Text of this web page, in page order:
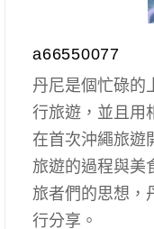
a66550077
丹尼是個忙碌的
行旅遊，並且用
在首次沖繩旅遊
旅遊的過程與美
旅者們的思想，
行分享。